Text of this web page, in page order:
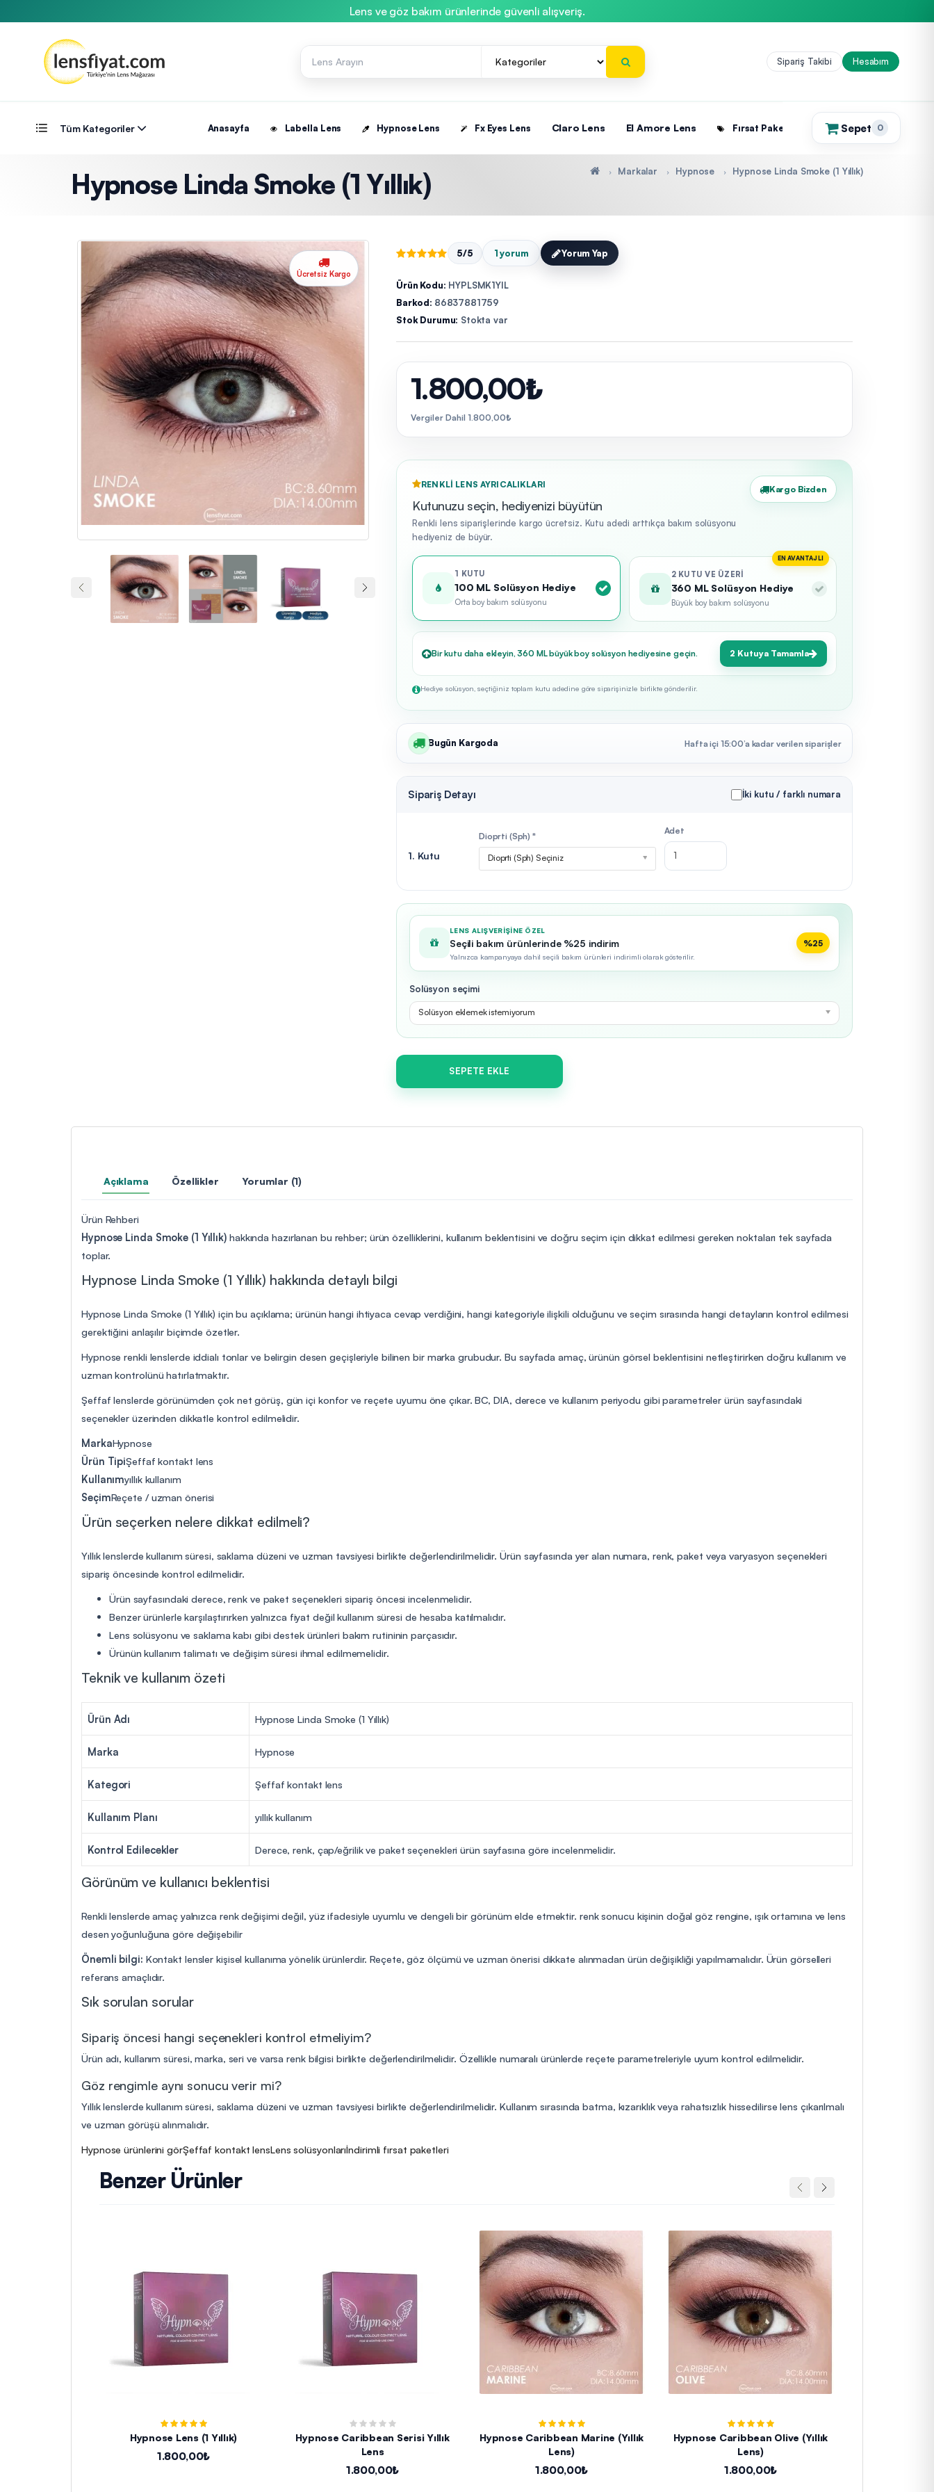
Lens ve göz bakım ürünlerinde güvenli alışveriş.
Sipariş Takibi Hesabım
Tüm Kategoriler Anasayfa Labella Lens Hypnose Lens Fx Eyes Lens Claro Lens El Amore Lens Fırsat Paketleri Sepet 0
(0)
Hypnose Linda Smoke (1 Yıllık) Markalar Hypnose Hypnose Linda Smoke (1 Yıllık)
Ücretsiz Kargo
5/5 1 yorum Yorum Yap
Ürün Kodu: HYPLSMK1YIL
Barkod: 86837881759
Stok Durumu: Stokta var
1.800,00₺
Vergiler Dahil 1.800,00₺
RENKLI LENS AYRICALIKLARI
Kutunuzu seçin, hediyenizi büyütün
Renkli lens siparişlerinde kargo ücretsiz. Kutu adedi arttıkça bakım solüsyonu
hediyeniz de büyür.
Kargo Bizden
1 KUTU
100 ML Solüsyon Hediye
Orta boy bakım solüsyonu
EN AVANTAJLI
2 KUTU VE ÜZERI
360 ML Solüsyon Hediye
Büyük boy bakım solüsyonu
Bir kutu daha ekleyin, 360 ML büyük boy solüsyon hediyesine geçin. 2 Kutuya Tamamla
Hediye solüsyon, seçtiğiniz toplam kutu adedine göre siparişinizle birlikte gönderilir.
Bugün Kargoda Hafta içi 15:00’a kadar verilen siparişler
Sipariş Detayı İki kutu / farklı numara
1. Kutu
Dioprti (Sph) *
Dioprti (Sph) Seçiniz
Adet
LENS ALIŞVERIŞINE ÖZEL
Seçili bakım ürünlerinde %25 indirim
Yalnızca kampanyaya dahil seçili bakım ürünleri indirimli olarak gösterilir.
%25
Solüsyon seçimi
Solüsyon eklemek istemiyorum
SEPETE EKLE
Açıklama Özellikler Yorumlar (1)
Ürün Rehberi
Hypnose Linda Smoke (1 Yıllık) hakkında hazırlanan bu rehber; ürün özelliklerini, kullanım beklentisini ve doğru seçim için dikkat edilmesi gereken noktaları tek sayfada
toplar.
Hypnose Linda Smoke (1 Yıllık) hakkında detaylı bilgi
Hypnose Linda Smoke (1 Yıllık) için bu açıklama; ürünün hangi ihtiyaca cevap verdiğini, hangi kategoriyle ilişkili olduğunu ve seçim sırasında hangi detayların kontrol edilmesi
gerektiğini anlaşılır biçimde özetler.
Hypnose renkli lenslerde iddialı tonlar ve belirgin desen geçişleriyle bilinen bir marka grubudur. Bu sayfada amaç, ürünün görsel beklentisini netleştirirken doğru kullanım ve
uzman kontrolünü hatırlatmaktır.
Şeffaf lenslerde görünümden çok net görüş, gün içi konfor ve reçete uyumu öne çıkar. BC, DIA, derece ve kullanım periyodu gibi parametreler ürün sayfasındaki
seçenekler üzerinden dikkatle kontrol edilmelidir.
MarkaHypnose
Ürün TipiŞeffaf kontakt lens
Kullanımyıllık kullanım
SeçimReçete / uzman önerisi
Ürün seçerken nelere dikkat edilmeli?
Yıllık lenslerde kullanım süresi, saklama düzeni ve uzman tavsiyesi birlikte değerlendirilmelidir. Ürün sayfasında yer alan numara, renk, paket veya varyasyon seçenekleri
sipariş öncesinde kontrol edilmelidir.
Ürün sayfasındaki derece, renk ve paket seçenekleri sipariş öncesi incelenmelidir.
Benzer ürünlerle karşılaştırırken yalnızca fiyat değil kullanım süresi de hesaba katılmalıdır.
Lens solüsyonu ve saklama kabı gibi destek ürünleri bakım rutininin parçasıdır.
Ürünün kullanım talimatı ve değişim süresi ihmal edilmemelidir.
Teknik ve kullanım özeti
Ürün Adı Hypnose Linda Smoke (1 Yıllık)
Marka Hypnose
Kategori Şeffaf kontakt lens
Kullanım Planı yıllık kullanım
Kontrol Edilecekler Derece, renk, çap/eğrilik ve paket seçenekleri ürün sayfasına göre incelenmelidir.
Görünüm ve kullanıcı beklentisi
Renkli lenslerde amaç yalnızca renk değişimi değil, yüz ifadesiyle uyumlu ve dengeli bir görünüm elde etmektir. renk sonucu kişinin doğal göz rengine, ışık ortamına ve lens
desen yoğunluğuna göre değişebilir
Önemli bilgi: Kontakt lensler kişisel kullanıma yönelik ürünlerdir. Reçete, göz ölçümü ve uzman önerisi dikkate alınmadan ürün değişikliği yapılmamalıdır. Ürün görselleri
referans amaçlıdır.
Sık sorulan sorular
Sipariş öncesi hangi seçenekleri kontrol etmeliyim?
Ürün adı, kullanım süresi, marka, seri ve varsa renk bilgisi birlikte değerlendirilmelidir. Özellikle numaralı ürünlerde reçete parametreleriyle uyum kontrol edilmelidir.
Göz rengimle aynı sonucu verir mi?
Yıllık lenslerde kullanım süresi, saklama düzeni ve uzman tavsiyesi birlikte değerlendirilmelidir. Kullanım sırasında batma, kızarıklık veya rahatsızlık hissedilirse lens çıkarılmalı
ve uzman görüşü alınmalıdır.
Hypnose ürünlerini görŞeffaf kontakt lensLens solüsyonlarıİndirimli fırsat paketleri
Benzer Ürünler
Hypnose Lens (1 Yıllık)
1.800,00₺
Hypnose Caribbean Serisi Yıllık
Lens
1.800,00₺
Hypnose Caribbean Marine (Yıllık
Lens)
1.800,00₺
Hypnose Caribbean Olive (Yıllık
Lens)
1.800,00₺